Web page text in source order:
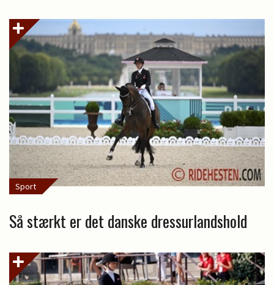
Sport
Så stærkt er det danske dressurlandshold